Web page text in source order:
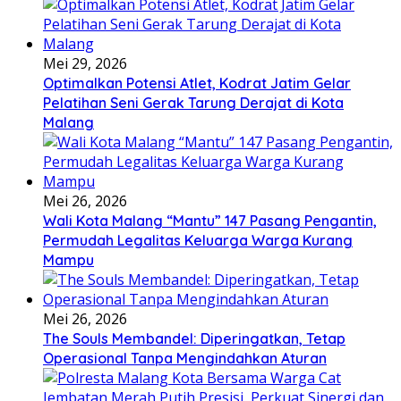
Mei 29, 2026
Optimalkan Potensi Atlet, Kodrat Jatim Gelar
Pelatihan Seni Gerak Tarung Derajat di Kota
Malang
Mei 26, 2026
Wali Kota Malang “Mantu” 147 Pasang Pengantin,
Permudah Legalitas Keluarga Warga Kurang
Mampu
Mei 26, 2026
The Souls Membandel: Diperingatkan, Tetap
Operasional Tanpa Mengindahkan Aturan